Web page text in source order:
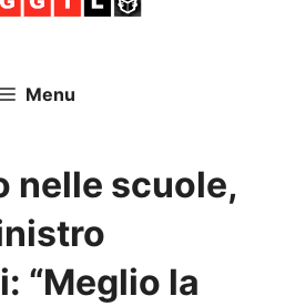
Menu
nelle scuole,
“Meglio la